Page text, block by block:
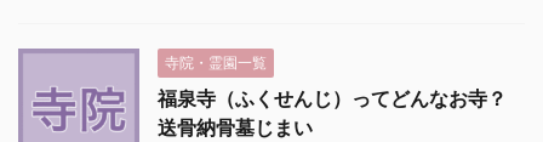
寺院・霊園一覧
福泉寺（ふくせんじ）ってどんなお寺？
送骨納骨墓じまい